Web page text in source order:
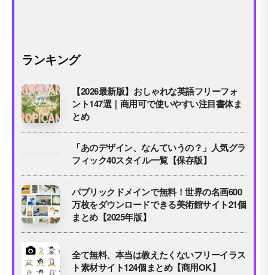
ランキング
【2026最新版】おしゃれな英語フリーフォ
ント147選｜商用可で使いやすい注目書体ま
とめ
「あのデザイン、なんていうの？」人気グラ
フィック40スタイル一覧【保存版】
パブリックドメインで無料！世界の名画600
万枚をダウンロードできる美術館サイト21個
まとめ【2025年版】
全て無料、本当は教えたくないフリーイラス
ト素材サイト124個まとめ【商用OK】